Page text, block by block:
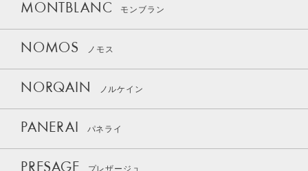
MONTBLANC モンブラン
NOMOS ノモス
NORQAIN ノルケイン
PANERAI パネライ
プレザージュ